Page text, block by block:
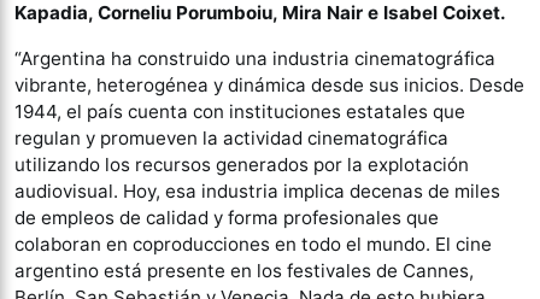
Kapadia, Corneliu Porumboiu, Mira Nair e Isabel Coixet.
“Argentina ha construido una industria cinematográfica
vibrante, heterogénea y dinámica desde sus inicios. Desde
1944, el país cuenta con instituciones estatales que
regulan y promueven la actividad cinematográfica
utilizando los recursos generados por la explotación
audiovisual. Hoy, esa industria implica decenas de miles
de empleos de calidad y forma profesionales que
colaboran en coproducciones en todo el mundo. El cine
argentino está presente en los festivales de Cannes,